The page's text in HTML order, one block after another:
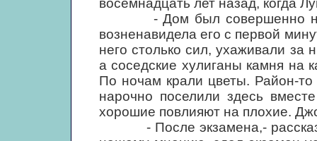
восемнадцать лет назад, когда
- Дом был совершенно
возненавидела его с первой
него столько сил, ухаживали за
а соседские хулиганы камня на
По ночам крали цветы. Район-
нарочно поселили здесь
хорошие повлияют на плохие.
- После экзамена,-